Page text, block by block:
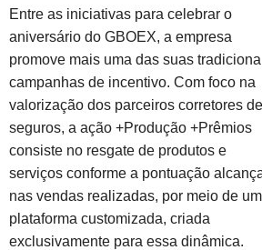
Entre as iniciativas para celebrar o
aniversário do GBOEX, a empresa
promove mais uma das suas
campanhas de incentivo. Com foco na
valorização dos parceiros corretores de
seguros, a ação +Produção +Prêmios
consiste no resgate de produtos e
serviços conforme a pontuação
nas vendas realizadas, por meio de
plataforma customizada, criada
exclusivamente para essa dinâmica.